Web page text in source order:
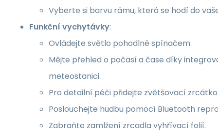
Vyberte si barvu rámu, která se hodí do
Funkční vychytávky:
Ovládejte světlo pohodlně spínačem.
Mějte přehled o počasí a čase díky
meteostanici.
Pro detailní péči přidejte zvětšovací
Poslouchejte hudbu pomocí Bluetooth
Zabraňte zamlžení zrcadla vyhřívací folií.